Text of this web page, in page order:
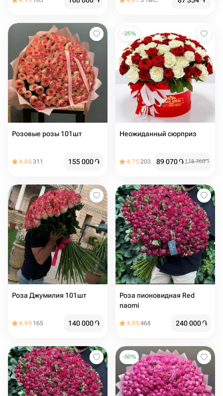
Розовые розы 101шт
4.86311 155 000֏
-25%
Неожиданный сюрприз
4.75203 89 070֏ 118 760֏
Роза Джумилия 101шт
4.99 165 140 000֏
Роза пионовидная Red
naomi
4.95468 240 000֏
-50%